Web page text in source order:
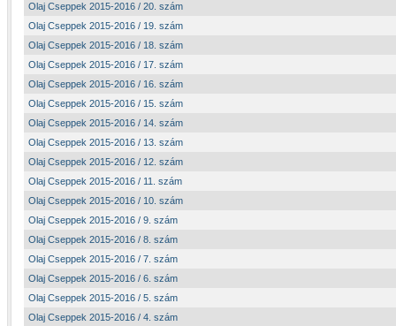
Olaj Cseppek 2015-2016 / 20. szám
Olaj Cseppek 2015-2016 / 19. szám
Olaj Cseppek 2015-2016 / 18. szám
Olaj Cseppek 2015-2016 / 17. szám
Olaj Cseppek 2015-2016 / 16. szám
Olaj Cseppek 2015-2016 / 15. szám
Olaj Cseppek 2015-2016 / 14. szám
Olaj Cseppek 2015-2016 / 13. szám
Olaj Cseppek 2015-2016 / 12. szám
Olaj Cseppek 2015-2016 / 11. szám
Olaj Cseppek 2015-2016 / 10. szám
Olaj Cseppek 2015-2016 / 9. szám
Olaj Cseppek 2015-2016 / 8. szám
Olaj Cseppek 2015-2016 / 7. szám
Olaj Cseppek 2015-2016 / 6. szám
Olaj Cseppek 2015-2016 / 5. szám
Olaj Cseppek 2015-2016 / 4. szám